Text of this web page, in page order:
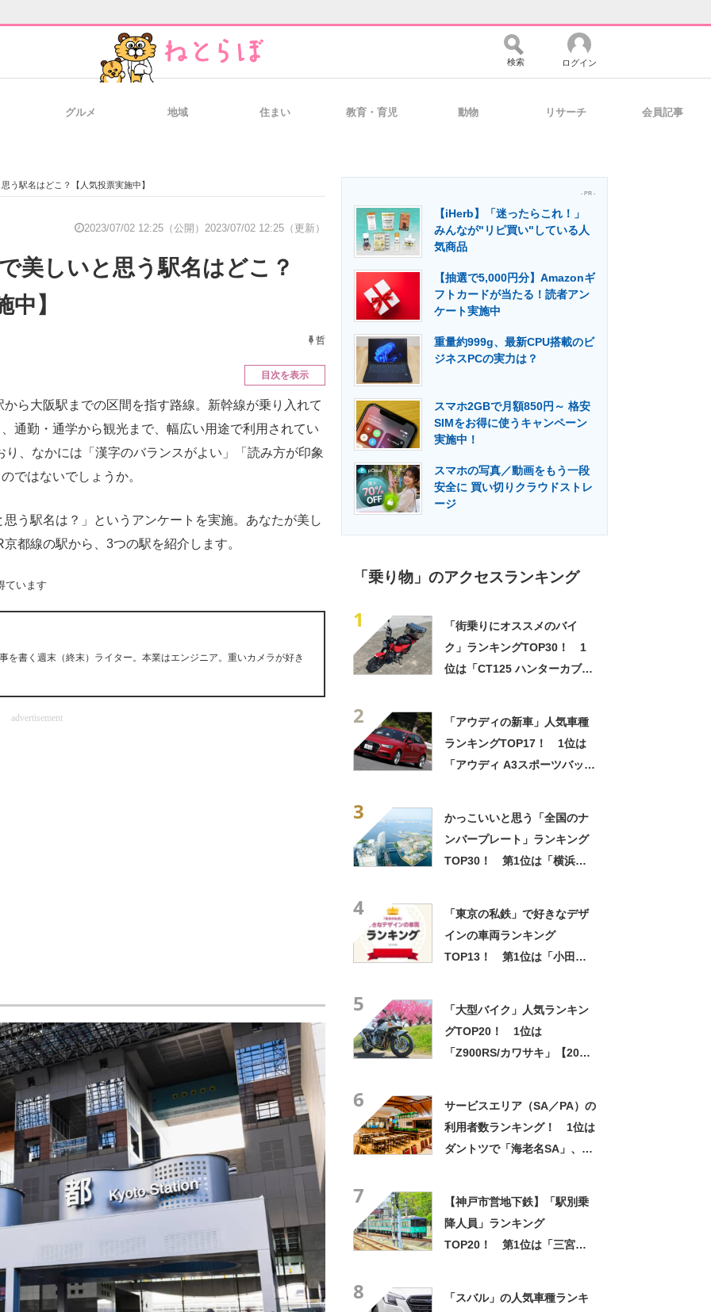
経営リーダーのコミュニティ マーケ×ITの今がよく分かる
の総合サイト 製造業のIT導入・活用を支援
エネルギーの専門メディア 建設×テクノロジーの最前線
検索 ログイン
グルメ 地域 住まい 教育・育児 動物 リサーチ 会員記事
う駅名はどこ？【人気投票実施中】
2023/07/02 12:25（公開） 2023/07/02 12:25（更新）
美しいと思う駅名はどこ？
】
哲
目次を表示
ら大阪駅までの区間を指す路線。新幹線が乗り入れて
通勤・通学から観光まで、幅広い用途で利用されてい
、なかには「漢字のバランスがよい」「読み方が印象
ではないでしょうか。
う駅名は？」というアンケートを実施。あなたが美し
都線の駅から、3つの駅を紹介します。
ています
を書く週末（終末）ライター。本業はエンジニア。重いカメラが好き
advertisement
- PR -
【iHerb】「迷ったらこれ！」
みんなが"リピ買い"している人
気商品
【抽選で5,000円分】Amazonギ
フトカードが当たる！読者アン
ケート実施中
重量約999g、最新CPU搭載のビ
ジネスPCの実力は？
スマホ2GBで月額850円～ 格安
SIMをお得に使うキャンペーン
実施中！
スマホの写真／動画をもう一段
安全に 買い切りクラウドストレ
ージ
「乗り物」のアクセスランキング
1
「街乗りにオススメのバイ
ク」ランキングTOP30！ 1
位は「CT125 ハンターカブ」
2
「アウディの新車」人気車種
ランキングTOP17！ 1位は
「アウディ A3スポーツバッ
3
かっこいいと思う「全国のナ
ンバープレート」ランキング
TOP30！ 第1位は「横浜」
4
「東京の私鉄」で好きなデザ
インの車両ランキング
TOP13！ 第1位は「小田急
5
「大型バイク」人気ランキン
グTOP20！ 1位は
「Z900RS/カワサキ」【2023
6
サービスエリア（SA／PA）の
利用者数ランキング！ 1位は
ダントツで「海老名SA」、2
7
【神戸市営地下鉄】「駅別乗
降人員」ランキング
TOP20！ 第1位は「三宮」
8
「スバル」の人気車種ランキ